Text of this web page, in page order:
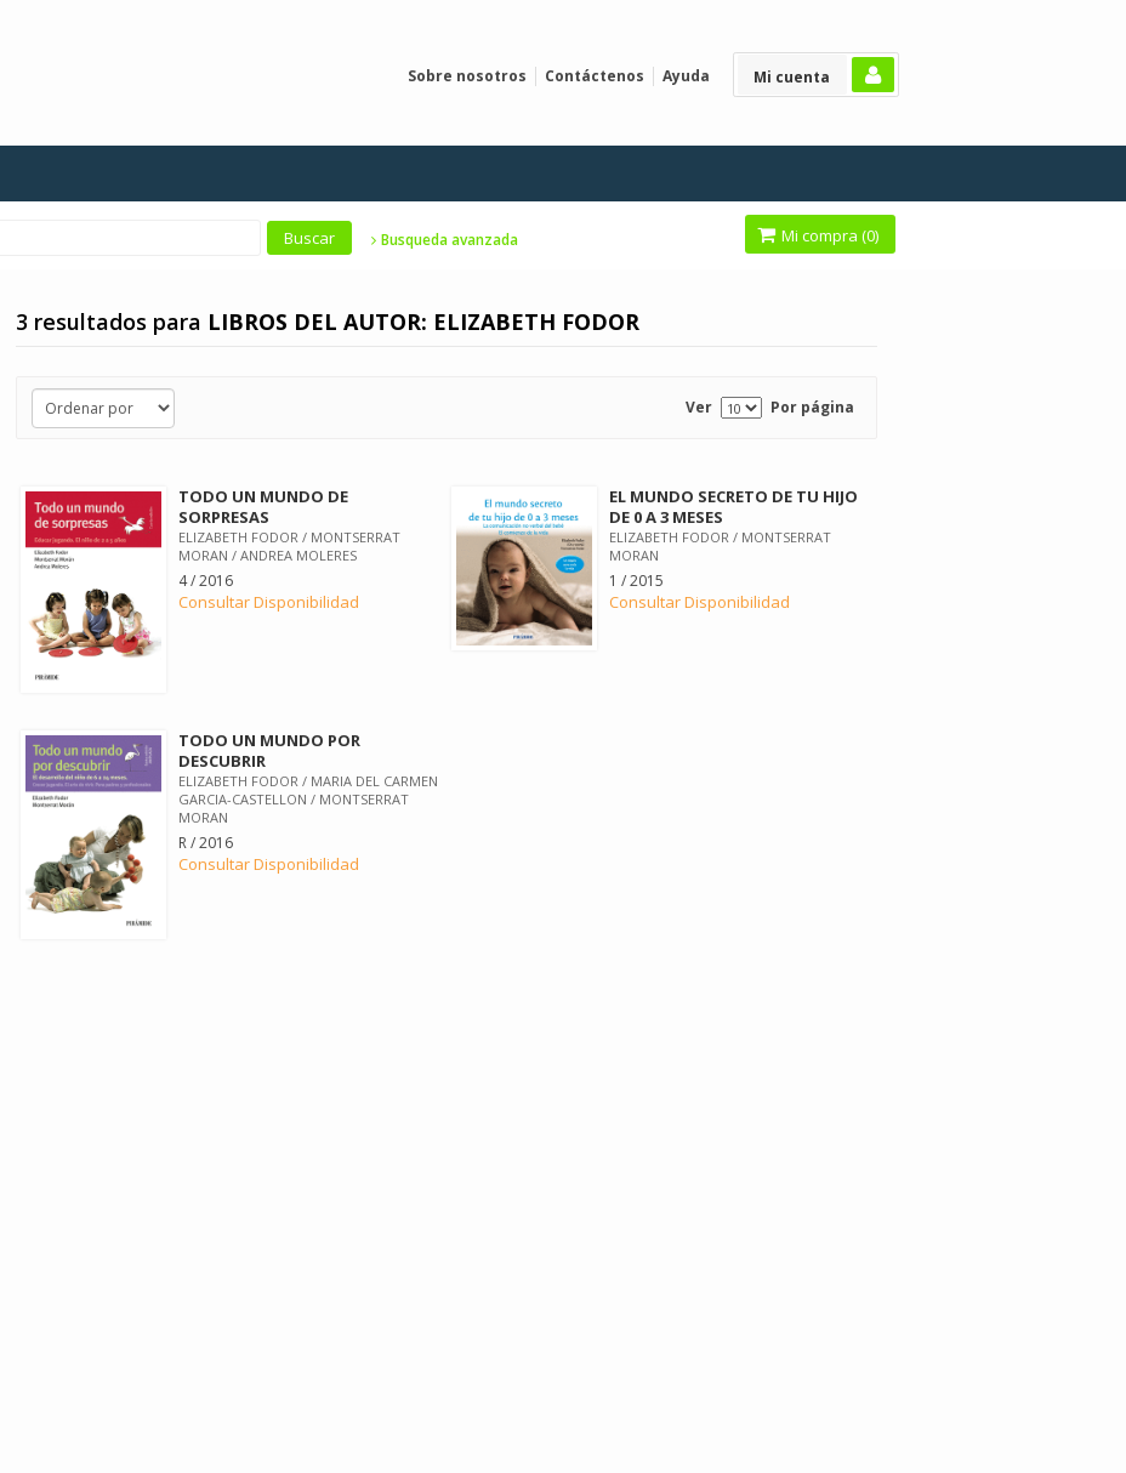
Mi cuenta
Sobre nosotros Contáctenos Ayuda
Busqueda avanzada Mi compra (0)
3 resultados para LIBROS DEL AUTOR: ELIZABETH FODOR
Ver Por página
TODO UN MUNDO DE
SORPRESAS
ELIZABETH FODOR / MONTSERRAT
MORAN / ANDREA MOLERES
4 / 2016
Consultar Disponibilidad
EL MUNDO SECRETO DE TU HIJO
DE 0 A 3 MESES
ELIZABETH FODOR / MONTSERRAT
MORAN
1 / 2015
Consultar Disponibilidad
TODO UN MUNDO POR
DESCUBRIR
ELIZABETH FODOR / MARIA DEL CARMEN
GARCIA-CASTELLON / MONTSERRAT
MORAN
R / 2016
Consultar Disponibilidad